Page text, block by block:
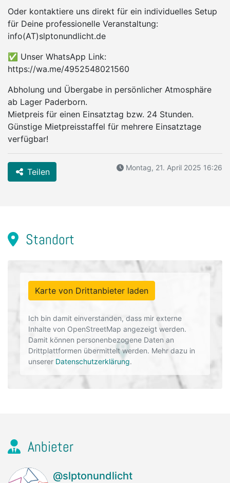
Oder kontaktiere uns direkt für ein individuelles Setup
für Deine professionelle Veranstaltung:
info(AT)slptonundlicht.de
✅ Unser WhatsApp Link:
https://wa.me/4952548021560
Abholung und Übergabe in persönlicher Atmosphäre
ab Lager Paderborn.
Mietpreis für einen Einsatztag bzw. 24 Stunden.
Günstige Mietpreisstaffel für mehrere Einsatztage
verfügbar!
Teilen Montag, 21. April 2025 16:26
Standort
Karte von Drittanbieter laden
Ich bin damit einverstanden, dass mir externe
Inhalte von OpenStreetMap angezeigt werden.
Damit können personenbezogene Daten an
Drittplattformen übermittelt werden. Mehr dazu in
unserer Datenschutzerklärung.
Anbieter
@slptonundlicht